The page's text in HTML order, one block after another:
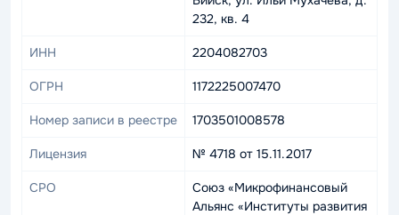
232, кв. 4
ИНН 2204082703
ОГРН 1172225007470
Номер записи в реестре 1703501008578
Лицензия № 4718 от 15.11.2017
СРО
Союз «Микрофинансовый
Альянс «Институты развития